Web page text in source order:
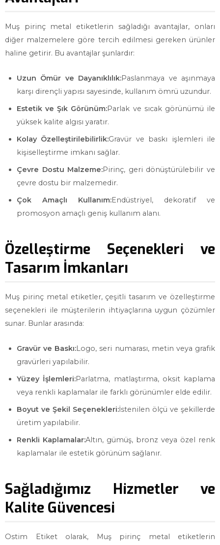
Muş pirinç metal etiketlerin sağladığı avantajlar, onları
diğer malzemelere göre tercih edilmesi gereken ürünler
haline getirir. Bu avantajlar şunlardır:
Uzun Ömür ve Dayanıklılık:Paslanmaya ve aşınmaya
karşı dirençli yapısı sayesinde, kullanım ömrü uzundur.
Estetik ve Şık Görünüm:Parlak ve sıcak görünümü ile
yüksek kalite algısı yaratır.
Kolay Özelleştirilebilirlik:Gravür ve baskı işlemleri ile
kişiselleştirme imkanı sağlar.
Çevre Dostu Malzeme:Pirinç, geri dönüştürülebilir ve
çevre dostu bir malzemedir.
Çok Amaçlı Kullanım:Endüstriyel, dekoratif ve
promosyon amaçlı geniş kullanım alanı.
Özelleştirme Seçenekleri ve
Tasarım İmkanları
Muş pirinç metal etiketler, çeşitli tasarım ve özelleştirme
seçenekleri ile müşterilerin ihtiyaçlarına uygun çözümler
sunar. Bunlar arasında:
Gravür ve Baskı:Logo, seri numarası, metin veya grafik
gravürleri yapılabilir.
Yüzey İşlemleri:Parlatma, matlaştırma, oksit kaplama
veya renkli kaplamalar ile farklı görünümler elde edilir.
Boyut ve Şekil Seçenekleri:İstenilen ölçü ve şekillerde
üretim yapılabilir.
Renkli Kaplamalar:Altın, gümüş, bronz veya özel renk
kaplamalar ile estetik görünüm sağlanır.
Sağladığımız Hizmetler ve
Kalite Güvencesi
Ostim Etiket olarak, Muş pirinç metal etiketlerin